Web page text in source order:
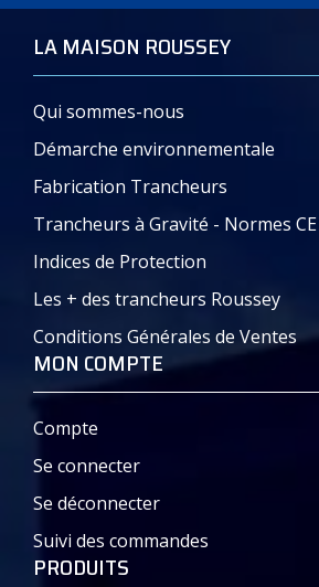
LA MAISON ROUSSEY
Qui sommes-nous
Démarche environnementale
Fabrication Trancheurs
Trancheurs à Gravité - Normes CE
Indices de Protection
Les + des trancheurs Roussey
Conditions Générales de Ventes
MON COMPTE
Compte
Se connecter
Se déconnecter
Suivi des commandes
PRODUITS